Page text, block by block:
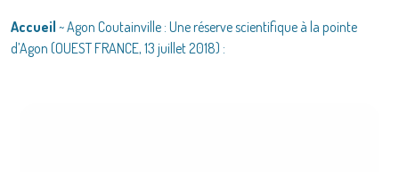
Accueil ~Agon Coutainville : Une réserve scientifique à la pointe
d’Agon (OUEST FRANCE, 13 juillet 2018) :